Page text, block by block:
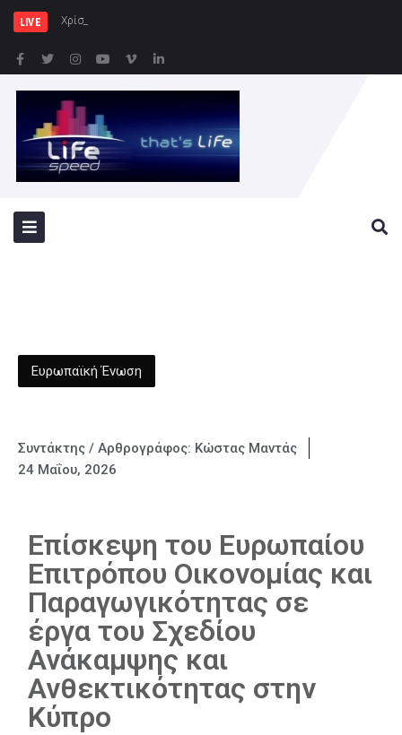
LIVE Χρίστος Δήμας: «Στο Εθνικό Π
Ευρωπαϊκή Ένωση
Συντάκτης / Αρθρογράφος: Κώστας Μαντάς
24 Μαΐου, 2026
Επίσκεψη του Ευρωπαίου
Επιτρόπου Οικονομίας και
Παραγωγικότητας σε
έργα του Σχεδίου
Ανάκαμψης και
Ανθεκτικότητας στην
Κύπρο